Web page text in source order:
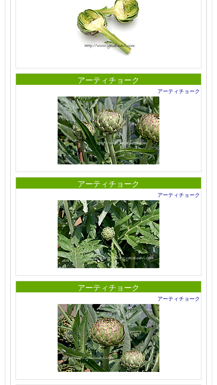
アーティチョーク
アーティチョーク
アーティチョーク
アーティチョーク
アーティチョーク
アーティチョーク